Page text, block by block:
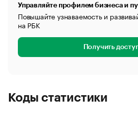
Управляйте профилем бизнеса и
Повышайте узнаваемость и
на РБК
Получить
Коды статистики